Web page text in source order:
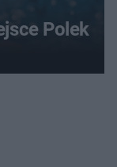
Polek